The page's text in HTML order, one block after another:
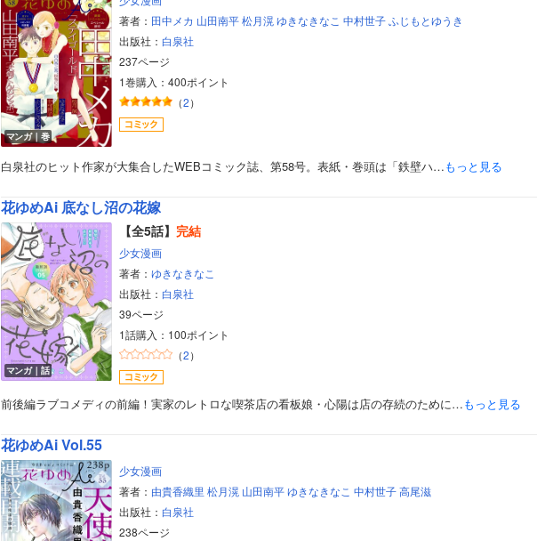
マンガ｜巻
著者： 田中メカ 山田南平 松月滉 ゆきなきなこ 中村世子 ふじもとゆうき
出版社： 白泉社
237ページ
1巻購入：400ポイント
（2）
白泉社のヒット作家が大集合したWEBコミック誌、第58号。表紙・巻頭は「鉄壁ハ…もっと見る
花ゆめAi 底なし沼の花嫁
マンガ｜話
【全5話】 完結
少女漫画
著者： ゆきなきなこ
出版社： 白泉社
39ページ
1話購入：100ポイント
（2）
前後編ラブコメディの前編！実家のレトロな喫茶店の看板娘・心陽は店の存続のために…もっと見る
花ゆめAi Vol.55
少女漫画
著者： 由貴香織里 松月滉 山田南平 ゆきなきなこ 中村世子 高尾滋
出版社： 白泉社
238ページ